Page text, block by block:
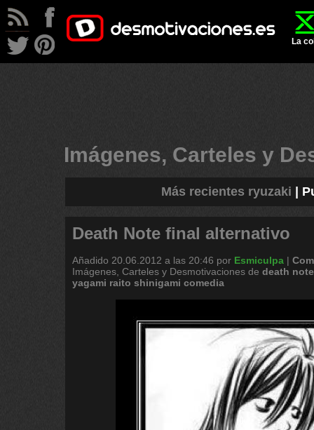
La
Imágenes, Carteles y
Más recientes ryuzaki
Death Note final alternativo
Añadido 20.06.2012 a las 20:46 por Esmiculpa |
Imágenes, Carteles y Desmotivaciones de death note
yagami raito shinigami comedia